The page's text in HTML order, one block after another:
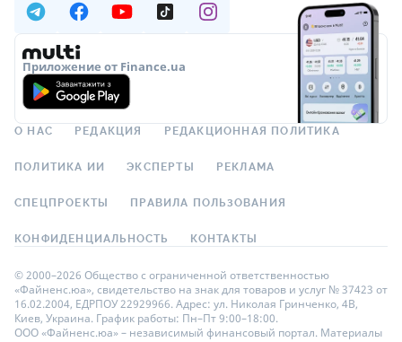
Приложение от Finance.ua
О НАС РЕДАКЦИЯ РЕДАКЦИОННАЯ ПОЛИТИКА
ПОЛИТИКА ИИ ЭКСПЕРТЫ РЕКЛАМА
СПЕЦПРОЕКТЫ ПРАВИЛА ПОЛЬЗОВАНИЯ
КОНФИДЕНЦИАЛЬНОСТЬ КОНТАКТЫ
© 2000–2026 Общество с ограниченной ответственностью
«Файненс.юа», свидетельство на знак для товаров и услуг № 37423 от
16.02.2004, ЕДРПОУ 22929966. Адрес: ул. Николая Гринченко, 4В,
Киев, Украина. График работы: Пн–Пт 9:00–18:00.
ООО «Файненс.юа» – независимый финансовый портал. Материалы